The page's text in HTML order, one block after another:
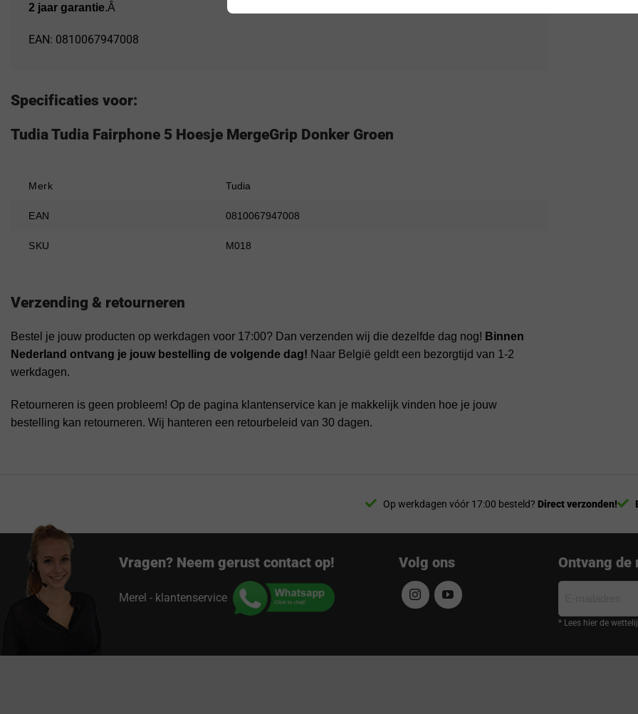
2 jaar garantie.Â
EAN: 0810067947008
Specificaties voor:
Tudia Tudia Fairphone 5 Hoesje MergeGrip Donker Groen
Merk Tudia
EAN 0810067947008
SKU M018
Verzending & retourneren
Bestel je jouw producten op werkdagen voor 17:00? Dan verzenden wij die dezelfde dag nog! Binnen
Nederland ontvang je jouw bestelling de volgende dag! Naar België geldt een bezorgtijd van 1-2
werkdagen.
Retourneren is geen probleem! Op de pagina klantenservice kan je makkelijk vinden hoe je jouw
bestelling kan retourneren. Wij hanteren een retourbeleid van 30 dagen.
Op werkdagen vóór 17:00 besteld? Direct verzonden!
Vragen? Neem gerust contact op!
Merel - klantenservice
Volg ons Ontvang
* Lees hier de